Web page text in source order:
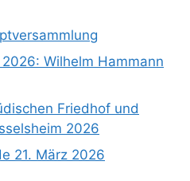
Wilhelm Hammann
Friedhof und
2026
21. März 2026